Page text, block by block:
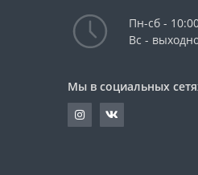
Пн-сб -
Вс -
Мы в социальных